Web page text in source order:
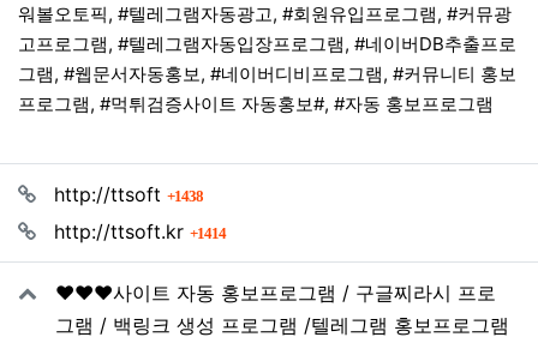
워볼오토픽, #텔레그램자동광고, #회원유입프로그램, #커뮤광
고프로그램, #텔레그램자동입장프로그램, #네이버DB추출프로
그램, #웹문서자동홍보, #네이버디비프로그램, #커뮤니티 홍보
프로그램, #먹튀검증사이트 자동홍보#, #자동 홍보프로그램
http://ttsoft 1438회 연결
http://ttsoft.kr
1414회 연결
❤️❤️❤️사이트 자동 홍보프로그램 / 구글찌라시 프로
그램 / 백링크 생성 프로그램 /텔레그램 홍보프로그램